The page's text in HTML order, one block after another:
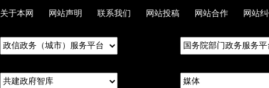
关于本网 网站声明 联系我们 网站投稿 网站合作 网站